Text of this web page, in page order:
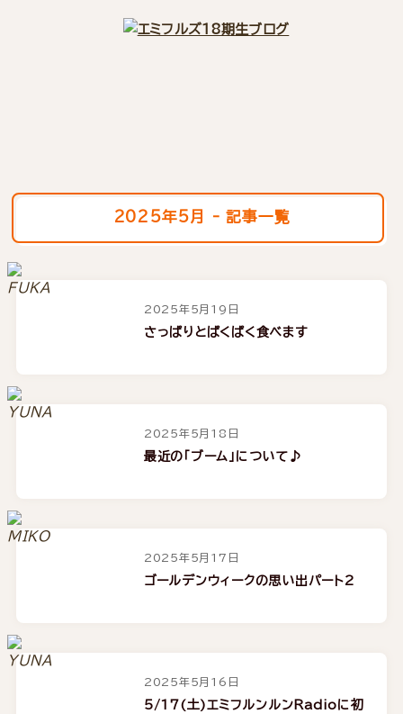
2025年5月 - 記事一覧
2025年5月19日
さっぱりとぱくぱく食べます
2025年5月18日
最近の「ブーム」について♪
2025年5月17日
ゴールデンウィークの思い出パート2
2025年5月16日
5/17(土)エミフルンルンRadioに初